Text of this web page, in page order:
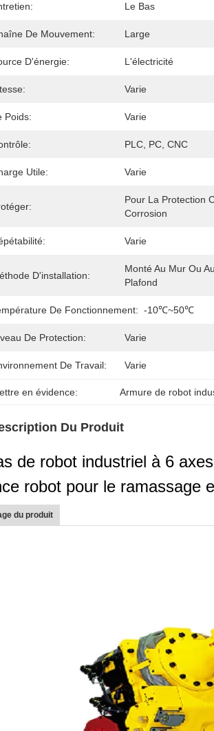
Le Bas
De Mouvement: Large
D'énergie: L'électricité
Varie
Poids: Varie
PLC, PC, CNC
Utile: Varie
Pour La Protection
Corrosion
Varie
D'installation:
Monté Au Mur Ou
Plafond
De Fonctionnement: -10℃~50℃
De Protection: Varie
De Travail: Varie
en évidence: Armure de robot
Du Produit
de robot industriel à 6
robot pour le ramassage
du produit